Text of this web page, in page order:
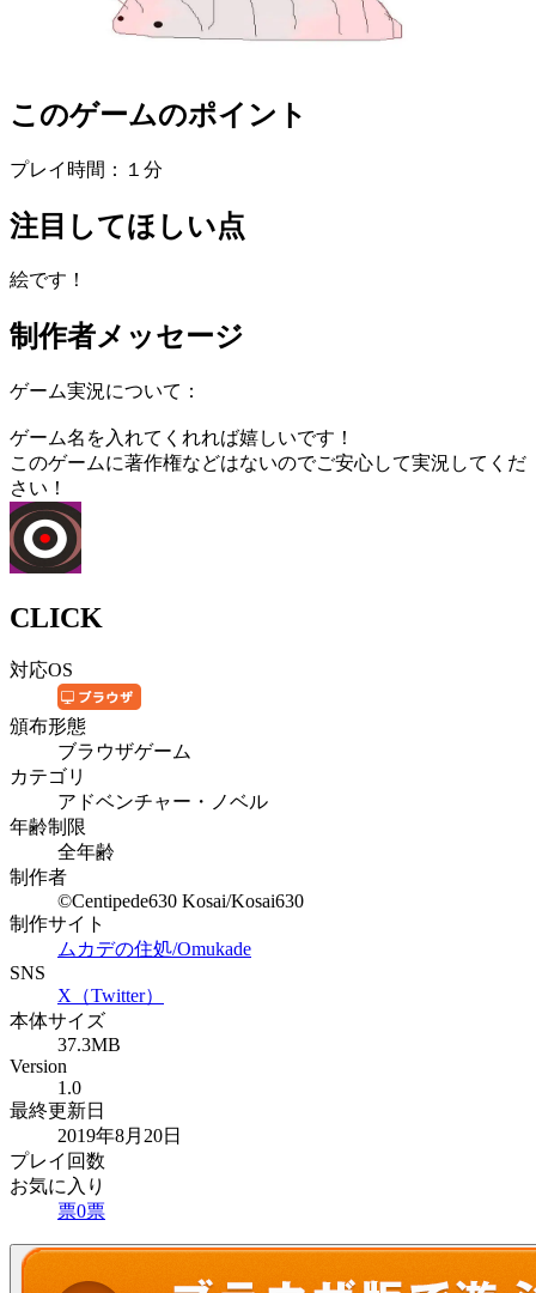
このゲームのポイント
プレイ時間：１分
注目してほしい点
絵です！
制作者メッセージ
ゲーム実況について：
ゲーム名を入れてくれれば嬉しいです！
このゲームに著作権などはないのでご安心して実況してくだ
さい！
CLICK
対応OS
頒布形態
ブラウザゲーム
カテゴリ
アドベンチャー・ノベル
年齢制限
全年齢
制作者
©Centipede630 Kosai/Kosai630
制作サイト
ムカデの住処/Omukade
SNS
X（Twitter）
本体サイズ
37.3MB
Version
1.0
最終更新日
2019年8月20日
プレイ回数
お気に入り
票0票